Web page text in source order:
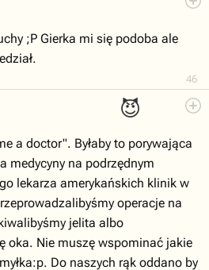
46
;P Gierka mi się podoba ale
😈
a doctor". Byłaby to porywająca
medycyny na podrzędnym
lekarza amerykańskich klinik w
operacje na
jelita albo
oka. Nie muszę wspominać jakie
Do naszych rąk oddano by